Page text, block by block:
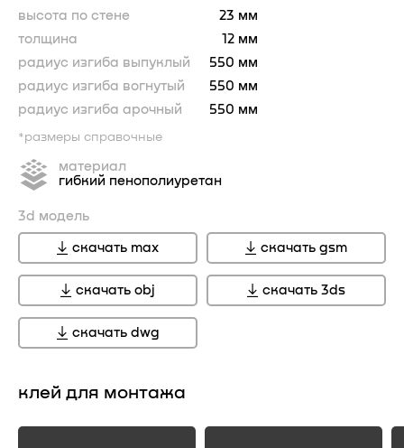
высота по стене
23 мм
толщина
12 мм
радиус изгиба выпуклый
550 мм
радиус изгиба вогнутый
550 мм
радиус изгиба арочный
550 мм
*размеры справочные
материал
гибкий пенополиуретан
3d модель
скачать max скачать gsm
скачать obj скачать 3ds
скачать dwg
клей для монтажа